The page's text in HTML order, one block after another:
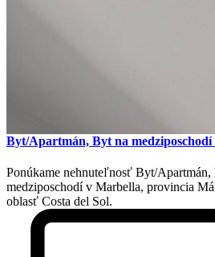
Byt/Apartmán, Byt na
Ponúkame nehnuteľnosť Byt/Apartmán,
medziposchodí v Marbella, provincia
oblasť Costa del Sol.